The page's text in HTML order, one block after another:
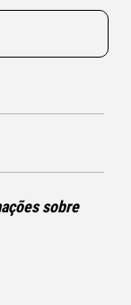
sobre